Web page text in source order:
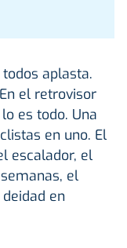
aplasta.
el retrovisor
es todo. Una
en uno. El
escalador, el
el
en